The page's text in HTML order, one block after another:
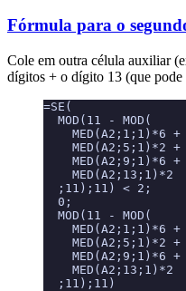
Fórmula para o
Cole em outra célula auxiliar
dígitos + o dígito 13 (que
=SE(
  MOD(11 - MOD(
MED(A2;1;1)*6 +
MED(A2;5;1)*2 +
MED(A2;9;1)*6 +
    MED(A2;13;1)*2
  ;11);11) < 2;
  0;
  MOD(11 - MOD(
MED(A2;1;1)*6 +
MED(A2;5;1)*2 +
MED(A2;9;1)*6 +
    MED(A2;13;1)*2
  ;11);11)